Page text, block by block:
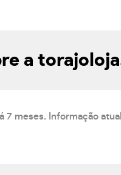
a
meses. Informação